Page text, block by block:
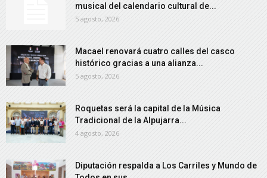
musical del calendario cultural de...
5 agosto, 2026
Macael renovará cuatro calles del casco
histórico gracias a una alianza...
5 agosto, 2026
Roquetas será la capital de la Música
Tradicional de la Alpujarra...
4 agosto, 2026
Diputación respalda a Los Carriles y Mundo de